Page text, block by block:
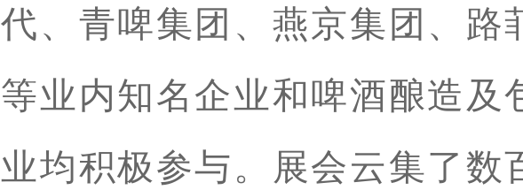
代、青啤集团、燕京集团、路
等业内知名企业和啤酒酿造及
业均积极参与。展会云集了数